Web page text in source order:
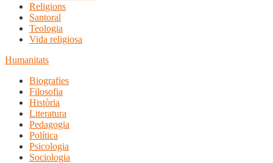
Religions
Santoral
Teologia
Vida religiosa
Humanitats
Biografies
Filosofia
Història
Literatura
Pedagogia
Política
Psicologia
Sociologia